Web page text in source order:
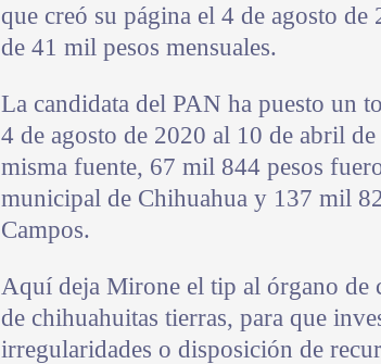
que creó su página el 4 de agosto
de 41 mil pesos mensuales.
La candidata del PAN ha puesto un
4 de agosto de 2020 al 10 de abril
misma fuente, 67 mil 844 pesos
municipal de Chihuahua y 137 mil
Campos.
Aquí deja Mirone el tip al órgano
de chihuahuitas tierras, para que
irregularidades o disposición de